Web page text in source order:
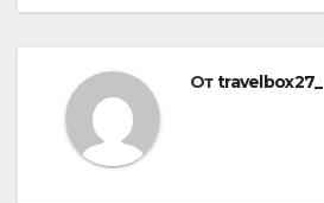
Отtravelbox27_